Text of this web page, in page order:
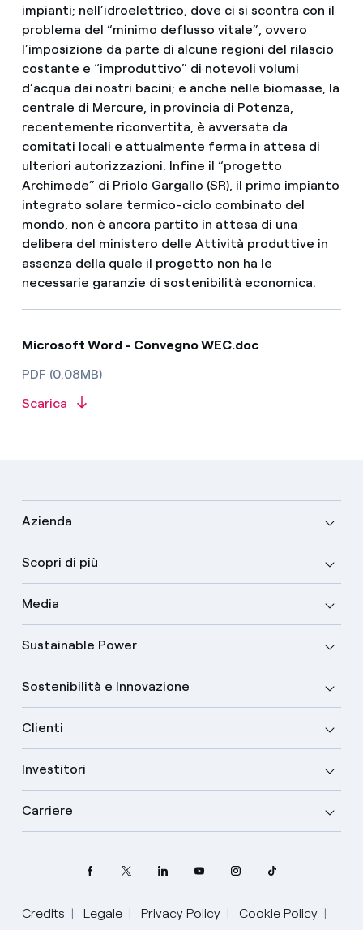
impianti; nell’idroelettrico, dove ci si scontra con il
problema del “minimo deflusso vitale”, ovvero
l’imposizione da parte di alcune regioni del rilascio
costante e “improduttivo” di notevoli volumi
d’acqua dai nostri bacini; e anche nelle biomasse, la
centrale di Mercure, in provincia di Potenza,
recentemente riconvertita, è avversata da
comitati locali e attualmente ferma in attesa di
ulteriori autorizzazioni. Infine il “progetto
Archimede” di Priolo Gargallo (SR), il primo impianto
integrato solare termico-ciclo combinato del
mondo, non è ancora partito in attesa di una
delibera del ministero delle Attività produttive in
assenza della quale il progetto non ha le
necessarie garanzie di sostenibilità economica.
Microsoft Word - Convegno WEC.doc
PDF (0.08MB)
Scarica
Azienda
Scopri di più
Media
Sustainable Power
Sostenibilità e Innovazione
Clienti
Investitori
Carriere
Credits Legale Privacy Policy Cookie Policy